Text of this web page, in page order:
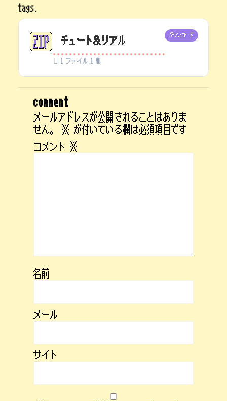
tags.
チュート＆リアル
1 ファイル 1 MB
ダウンロード
comment
メールアドレスが公開されることはありま
せん。
※ が付いている欄は必須項目です
コメント ※
名前
メール
サイト